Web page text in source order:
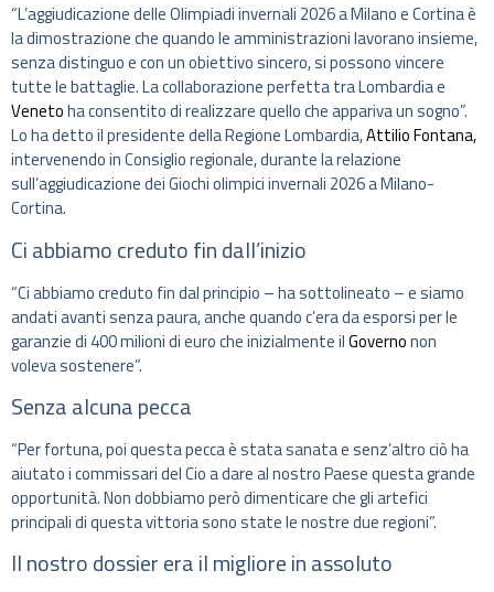
“L’aggiudicazione delle Olimpiadi invernali 2026 a Milano e Cortina è
la dimostrazione che quando le amministrazioni lavorano insieme,
senza distinguo e con un obiettivo sincero, si possono vincere
tutte le battaglie. La collaborazione perfetta tra Lombardia e
Venetoha consentito di realizzare quello che appariva un sogno”.
Lo ha detto il presidente della Regione Lombardia,Attilio Fontana,
intervenendo in Consiglio regionale, durante la relazione
sull’aggiudicazione dei Giochi olimpici invernali 2026 a Milano-
Cortina.
Ci abbiamo creduto fin dall’inizio
“Ci abbiamo creduto fin dal principio – ha sottolineato – e siamo
andati avanti senza paura, anche quando c’era da esporsi per le
garanzie di 400 milioni di euro che inizialmente ilGovernonon
voleva sostenere”.
Senza alcuna pecca
“Per fortuna, poi questa pecca è stata sanata e senz’altro ciò ha
aiutato i commissari del Cio a dare al nostro Paese questa grande
opportunità. Non dobbiamo però dimenticare che gli artefici
principali di questa vittoria sono state le nostre due regioni”.
Il nostro dossier era il migliore in assoluto